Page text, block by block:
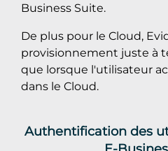
Business Suite.
De plus pour le Cloud,
provisionnement juste à
que lorsque l'utilisateur
dans le Cloud.
Authentification des